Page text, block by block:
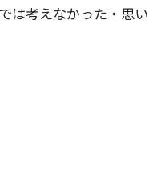
は考えなかった・思い